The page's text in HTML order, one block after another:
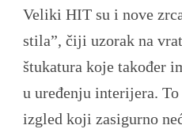
Veliki HIT su i nove
stila”, čiji uzorak na
štukatura koje također
u uređenju interijera.
izgled koji zasigurno